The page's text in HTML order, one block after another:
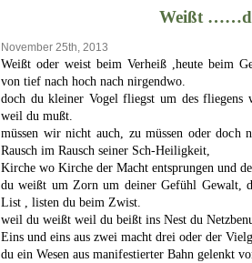
Weißt
November 25th, 2013
Weißt oder weist beim Verheiß ,heute beim
von tief nach hoch nach nirgendwo.
doch du kleiner Vogel fliegst um des
weil du mußt.
müssen wir nicht auch, zu müssen oder
Rausch im Rausch seiner Sch-Heiligkeit,
Kirche wo Kirche der Macht entsprungen und
du weißt um Zorn um deiner Gefühl Gewalt,
List , listen du beim Zwist.
weil du weißt weil du beißt ins Nest du
Eins und eins aus zwei macht drei oder der
du ein Wesen aus manifestierter Bahn gelenkt